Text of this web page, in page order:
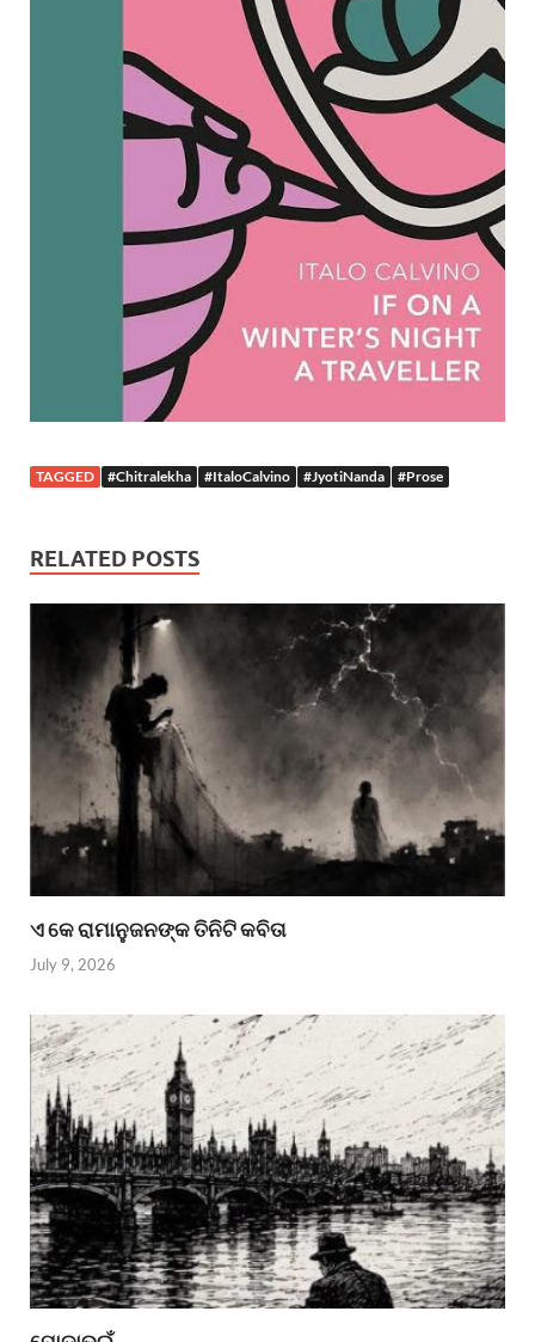
TAGGED #Chitralekha #ItaloCalvino #JyotiNanda #Prose
RELATED POSTS
ଏ କେ ରାମାନୁଜନଙ୍କ ତିନିଟି କବିତା
July 9, 2026